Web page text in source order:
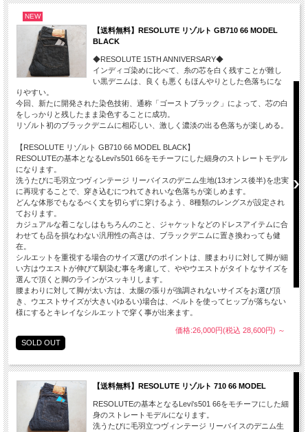
NEW
【送料無料】RESOLUTE リゾルト GB710 66 MODEL
BLACK
◆RESOLUTE 15TH ANNIVERSARY◆
インディゴ染めに比べて、糸の芯を白く残すことが難し
い黒デニムは、良くも悪くもほんやりとした色落ちにな
りやすい。
今回、新たに開発された染色技術、通称「ゴーストブラック」によって、芯の白
をしっかりと残したまま染色することに成功。
リゾルト初のブラックデニムに相応しい、激しく濃淡の出る色落ちが楽しめる。
【RESOLUTE リゾルト GB710 66 MODEL BLACK】
RESOLUTEの基本となるLevi's501 66をモチーフにした細身のストレートモデル
になります。
洗うたびに毛羽立つヴィンテージ リーバイスのデニム生地(13オンス後半)を忠実
に再現することで、穿き込むにつれてきれいな色落ちが楽しめます。
どんな体形でもなるべく丈を切らずに穿けるよう、8種類のレングスが設定され
ております。
カジュアルな着こなしはもちろんのこと、ジャケットなどのドレスアイテムに合
わせても品を損なわない汎用性の高さは、ブラックデニムに置き換わっても健
在。
シルエットを重視する場合のサイズ選びのポイントは、腰まわりに対して脚が細
い方はウエストが伸びて馴染む事を考慮して、ややウエストがタイトなサイズを
選んで頂くと脚のラインがスッキリします。
腰まわりに対して脚が太い方は、太腿の張りが強調されないサイズをお選び頂
き、ウエストサイズが大きい(ゆるい)場合は、ベルトを使ってヒップが落ちない
様にするとキレイなシルエットで穿く事が出来ます。
価格:26,000円(税込 28,600円) ～
SOLD OUT
【送料無料】RESOLUTE リゾルト 710 66 MODEL
RESOLUTEの基本となるLevi's501 66をモチーフにした細
身のストレートモデルになります。
洗うたびに毛羽立つヴィンテージ リーバイスのデニム生